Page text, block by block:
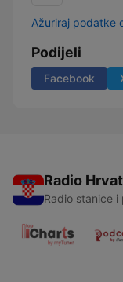
Ažuriraj podatke
Podijeli
Facebook
Radio
Radio stanice